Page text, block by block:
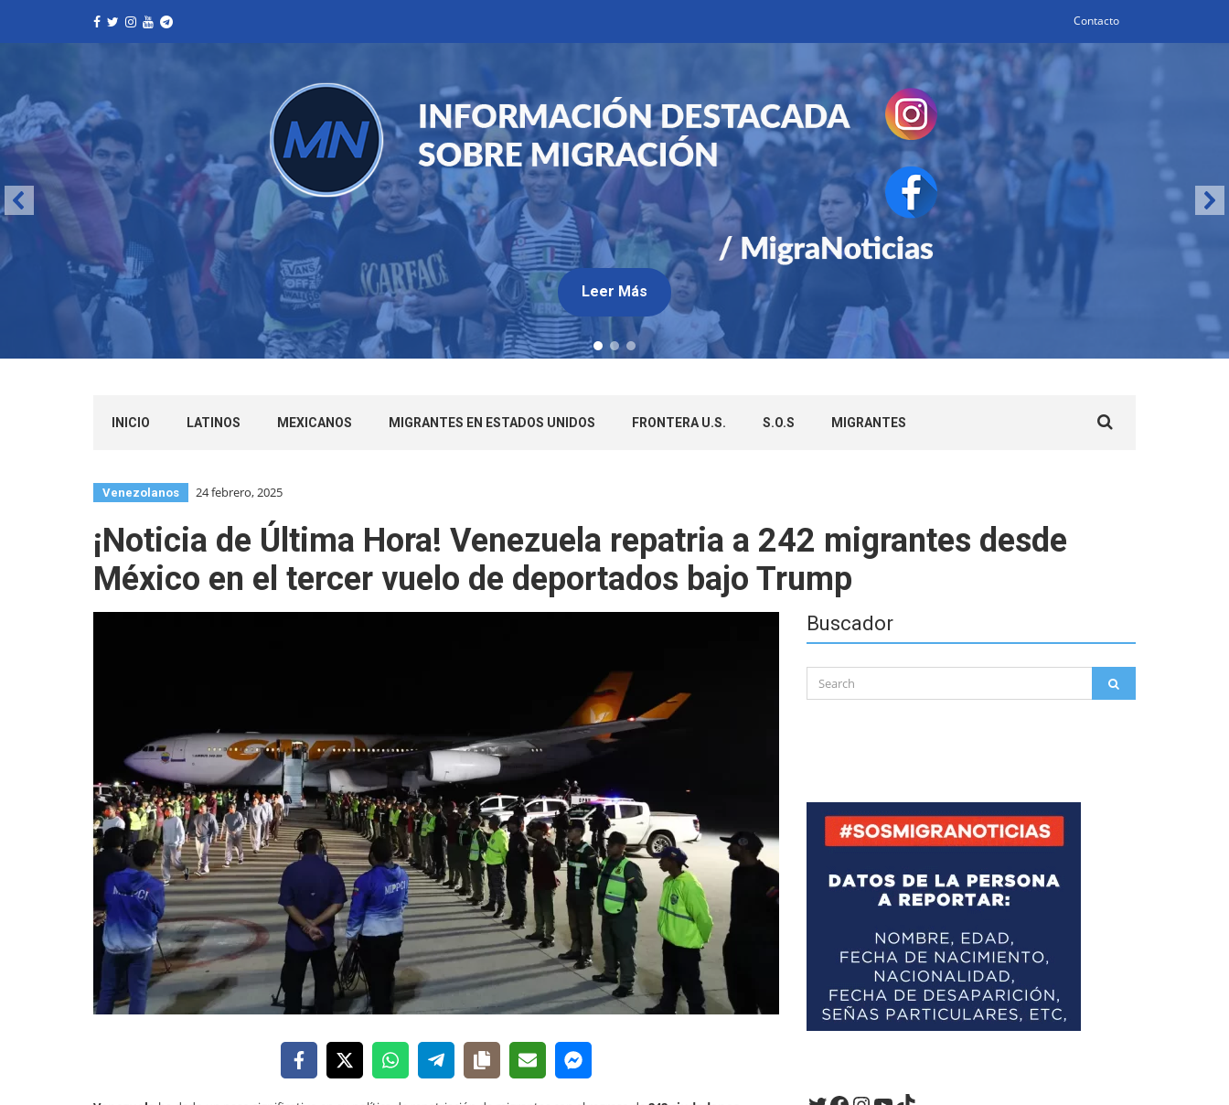
Contacto
Leer Más
INICIO LATINOS MEXICANOS MIGRANTES EN ESTADOS UNIDOS FRONTERA U.S. S.O.S MIGRANTES
for:
Venezolanos 24 febrero, 2025
¡Noticia de Última Hora! Venezuela repatria a 242 migrantes desde
México en el tercer vuelo de deportados bajo Trump
Buscador
for: